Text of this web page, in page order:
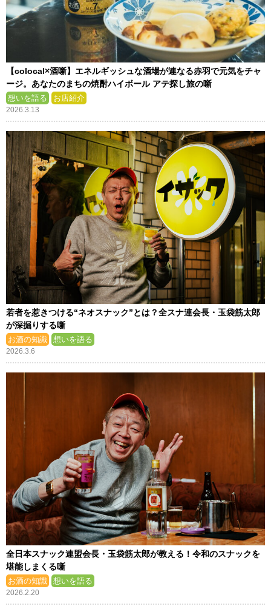
【colocal×酒噺】エネルギッシュな酒場が連なる赤羽で元気をチャ
ージ。あなたのまちの焼酎ハイボール アテ探し旅の噺
想いを語る お店紹介
2026.3.13
若者を惹きつける“ネオスナック”とは？全スナ連会長・玉袋筋太郎
が深掘りする噺
お酒の知識 想いを語る
2026.3.6
全日本スナック連盟会長・玉袋筋太郎が教える！令和のスナックを
堪能しまくる噺
お酒の知識 想いを語る
2026.2.20